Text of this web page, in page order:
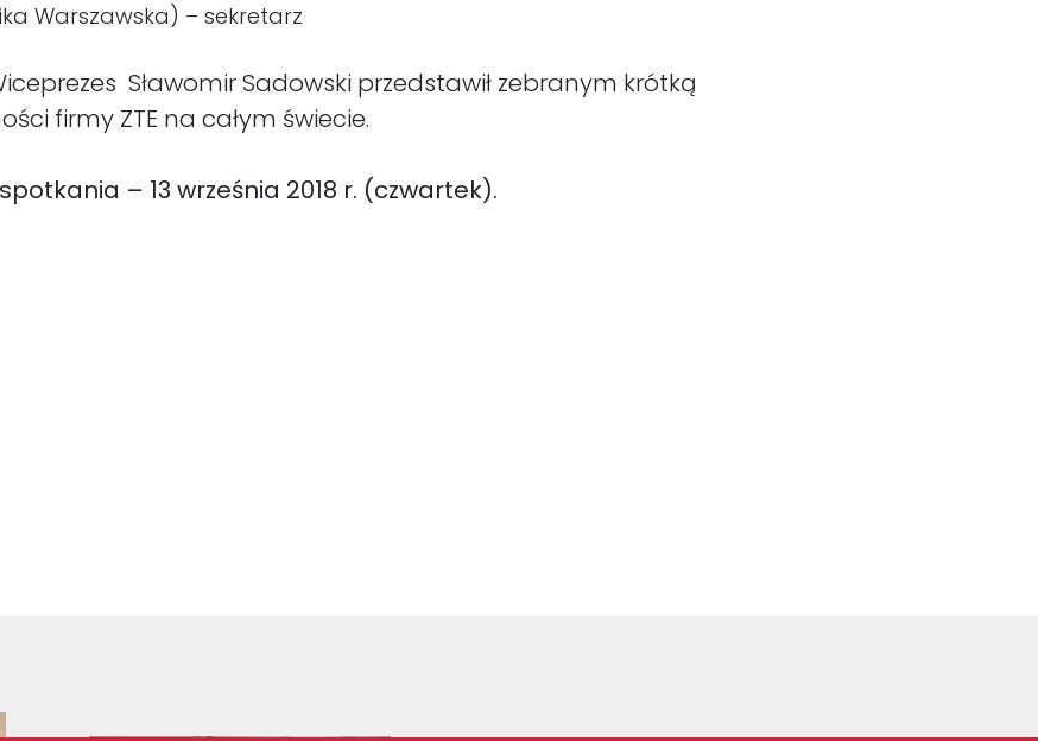
Warszawska) – sekretarz
Sławomir Sadowski przedstawił zebranym krótką
firmy ZTE na całym świecie.
– 13 września 2018 r. (czwartek).